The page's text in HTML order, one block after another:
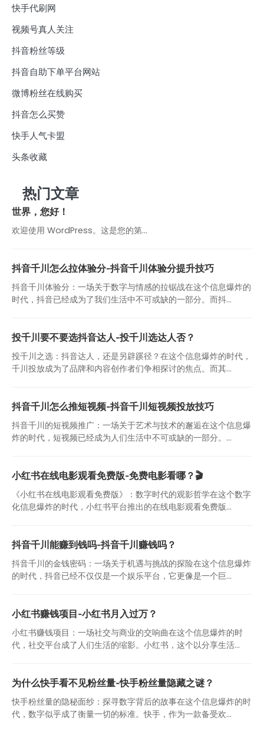
快手代刷网
视频号真人关注
抖音粉丝等级
抖音自助下单平台网站
微博粉丝在线购买
抖音怎么买赞
快手人气卡盟
头条收藏
热门文章
世界，您好！
欢迎使用 WordPress。这是您的第…
抖音千川怎么拉体验分-抖音千川体验分提升技巧
抖音千川体验分：一场关于数字与情感的拉锯战在这个信息爆炸的
时代，抖音已经成为了我们生活中不可或缺的一部分。而抖...
投千川要不要选抖音达人-投千川选达人否？
投千川之选：抖音达人，还是另辟蹊径？在这个信息爆炸的时代，
千川投放成为了品牌和内容创作者们争相探讨的焦点。而其...
抖音千川怎么推短视频-抖音千川短视频投放技巧
抖音千川的短视频推广：一场关于艺术与技术的邂逅在这个信息爆
炸的时代，短视频已经成为人们生活中不可或缺的一部分。...
小红书在线电影观看免费版-免费电影看哪？🎬
《小红书在线电影观看免费版》：数字时代的观影哲学在这个数字
化信息爆炸的时代，小红书平台推出的在线电影观看免费版...
抖音千川能赚到钱吗-抖音千川赚钱吗？
抖音千川的金钱密码：一场关于机遇与挑战的探险在这个信息爆炸
的时代，抖音已经不仅仅是一个娱乐平台，它更像是一个巨...
小红书赚钱项目-小红书月入过万？
小红书赚钱项目：一场社交与商业的交响曲在这个信息爆炸的时
代，社交平台成了人们生活的缩影。小红书，这个以分享生活...
为什么快手看不见粉丝量-快手粉丝量隐藏之谜？
快手粉丝量的隐秘面纱：探寻数字背后的故事在这个信息爆炸的时
代，数字似乎成了衡量一切的标准。快手，作为一款备受欢...